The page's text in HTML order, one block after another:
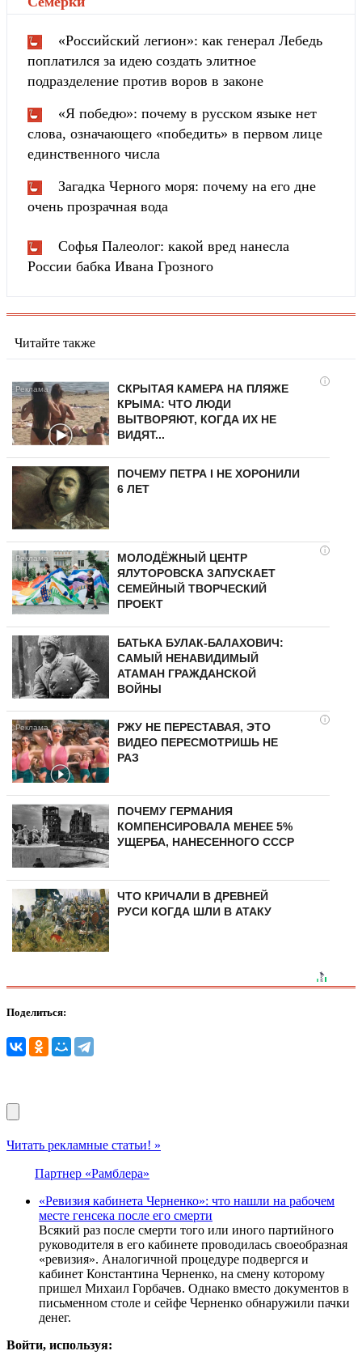
«Российский легион»: как генерал Лебедь
поплатился за идею создать элитное
подразделение против воров в законе
«Я победю»: почему в русском языке нет
слова, означающего «победить» в первом лице
единственного числа
Загадка Черного моря: почему на его дне
очень прозрачная вода
Софья Палеолог: какой вред нанесла
России бабка Ивана Грозного
Читайте также
i
СКРЫТАЯ КАМЕРА НА ПЛЯЖЕ
КРЫМА: ЧТО ЛЮДИ
ВЫТВОРЯЮТ, КОГДА ИХ НЕ
ВИДЯТ...
ПОЧЕМУ ПЕТРА I НЕ ХОРОНИЛИ
6 ЛЕТ
i
МОЛОДЁЖНЫЙ ЦЕНТР
ЯЛУТОРОВСКА ЗАПУСКАЕТ
СЕМЕЙНЫЙ ТВОРЧЕСКИЙ
ПРОЕКТ
БАТЬКА БУЛАК-БАЛАХОВИЧ:
САМЫЙ НЕНАВИДИМЫЙ
АТАМАН ГРАЖДАНСКОЙ
ВОЙНЫ
i
РЖУ НЕ ПЕРЕСТАВАЯ, ЭТО
ВИДЕО ПЕРЕСМОТРИШЬ НЕ
РАЗ
ПОЧЕМУ ГЕРМАНИЯ
КОМПЕНСИРОВАЛА МЕНЕЕ 5%
УЩЕРБА, НАНЕСЕННОГО СССР
ЧТО КРИЧАЛИ В ДРЕВНЕЙ
РУСИ КОГДА ШЛИ В АТАКУ
Поделиться:
Читать рекламные статьи! »
Партнер «Рамблера»
«Ревизия кабинета Черненко»: что нашли на рабочем
месте генсека после его смерти
Всякий раз после смерти того или иного партийного
руководителя в его кабинете проводилась своеобразная
«ревизия». Аналогичной процедуре подвергся и
кабинет Константина Черненко, на смену которому
пришел Михаил Горбачев. Однако вместо документов в
письменном столе и сейфе Черненко обнаружили пачки
денег.
Войти, используя: